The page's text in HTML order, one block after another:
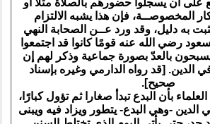
على أن يسجلوا حضورهم بالصلاة مثلا أو
المخصوصــة، فإن هذا يشبه الالتزام
به دليل، وقد ورد عــن الصحابة النهي
رضي الله عنه قومًا كانوا قد اجتمعوا
بالعدّ بصورة جماعية وذكر لهم إن
الدين. [قد رواه الدارمي وغيره بإسناد
صحيح].
بأن البدع تبدأ صغارا ثم تؤول كبارًا،
الدين -وهي البدع- يتطور ويزاد فيه ويبنى